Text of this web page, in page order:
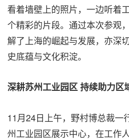
看着墙壁上的照片，一边听着
个精彩的片段。通过本次参观
解了上海的崛起与发展，亦深
史底蕴与文化积淀。
深耕苏州工业园区 持续助力区
11月24日上午，野村博总裁一
州工业园区展示中心，在工作